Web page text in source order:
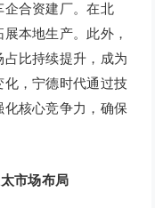
企合资建厂。在北
本地生产。此外，
比持续提升，成为
，宁德时代通过技
核心竞争力，确保
市场布局